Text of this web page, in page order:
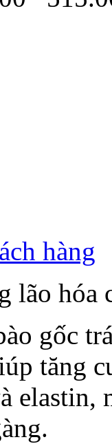
hàng
lão hóa
gốc
tăng